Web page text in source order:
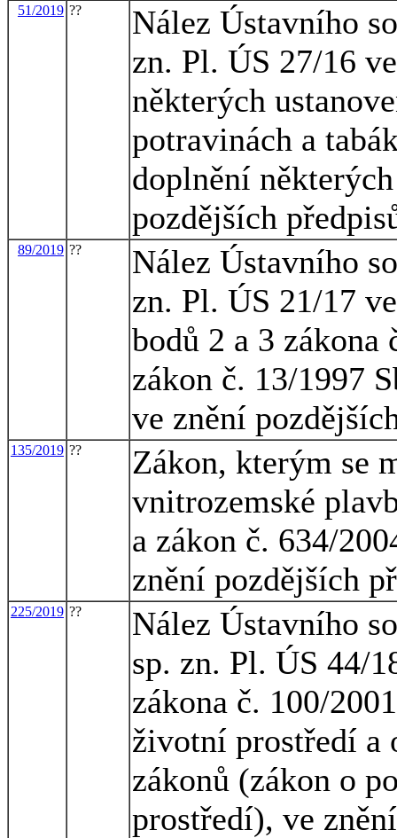
51/2019 ??
Nález Ústavního
zn. Pl. ÚS 27/16
některých
potravinách a
doplnění
pozdějších
89/2019 ??
Nález Ústavního
zn. Pl. ÚS 21/17
bodů 2 a 3 zákona
zákon č. 13/1997
ve znění
135/2019 ??
Zákon, kterým se
vnitrozemské
a zákon č. 634/
znění pozdějších
225/2019 ??
Nález Ústavního
sp. zn. Pl. ÚS 44/
zákona č. 100/
životní prostředí a
zákonů (zákon o
prostředí), ve